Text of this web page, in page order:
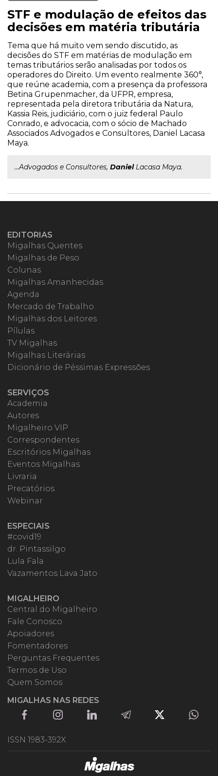
STF e modulação de efeitos das
decisões em matéria tributária
Tema que há muito vem sendo discutido, as
decisões do STF em matérias de modulação em
temas tributários serão analisadas por todos os
operadores do Direito. Um evento realmente 360°,
que reúne academia, com a presença da professora
Betina Grupenmacher, da UFPR, empresa,
representada pela diretora tributária da Natura,
Kassia Reis, judiciário, com o juiz federal Paulo
Conrado, e advocacia, com o sócio de Machado
Associados Advogados e Consultores, Daniel Lacasa
Maya.
...Advogados e Consultores, DanielLacasa Maya.
EDITORIAS
Migalhas Quentes
Migalhas de Peso
Colunas
Migalhas Amanhecidas
Agenda
Mercado de Trabalho
Migalhas dos Leitores
Pílulas
TV Migalhas
Migalhas Literárias
Dicionário de Péssimas Expressões
SERVIÇOS
Academia
Autores
Migalheiro VIP
Correspondentes
Escritórios Migalhas
Eventos Migalhas
Livraria
Precatórios
Webinar
ESPECIAIS
#covid19
dr. Pintassilgo
Lula Fala
Vazamentos Lava Jato
MIGALHEIRO
Central do Migalheiro
Fale Conosco
Apoiadores
Fomentadores
Perguntas Frequentes
Termos de Uso
Quem Somos
MIGALHAS NAS REDES
ISSN 1983-392X